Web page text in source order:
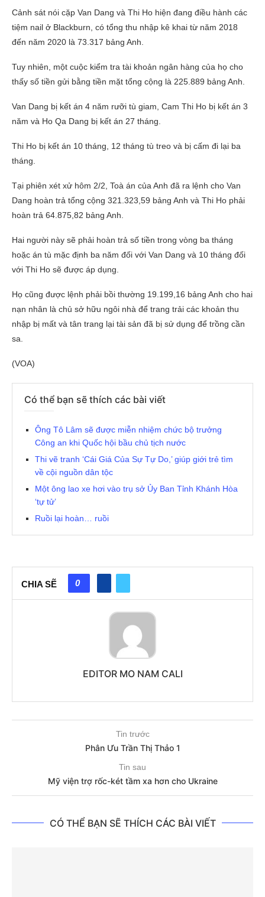
Cảnh sát nói cặp Van Dang và Thi Ho hiện đang điều hành các
tiệm nail ở Blackburn, có tổng thu nhập kê khai từ năm 2018
đến năm 2020 là 73.317 bảng Anh.
Tuy nhiên, một cuộc kiểm tra tài khoản ngân hàng của họ cho
thấy số tiền gửi bằng tiền mặt tổng cộng là 225.889 bảng Anh.
Van Dang bị kết án 4 năm rưỡi tù giam, Cam Thi Ho bị kết án 3
năm và Ho Qa Dang bị kết án 27 tháng.
Thi Ho bị kết án 10 tháng, 12 tháng tù treo và bị cấm đi lại ba
tháng.
Tại phiên xét xử hôm 2/2, Toà án của Anh đã ra lệnh cho Van
Dang hoàn trả tổng cộng 321.323,59 bảng Anh và Thi Ho phải
hoàn trả 64.875,82 bảng Anh.
Hai người này sẽ phải hoàn trả số tiền trong vòng ba tháng
hoặc án tù mặc định ba năm đối với Van Dang và 10 tháng đối
với Thi Ho sẽ được áp dụng.
Họ cũng được lệnh phải bồi thường 19.199,16 bảng Anh cho hai
nạn nhân là chủ sở hữu ngôi nhà để trang trải các khoản thu
nhập bị mất và tân trang lại tài sản đã bị sử dụng để trồng cần
sa.
(VOA)
Có thể bạn sẽ thích các bài viết
Ông Tô Lâm sẽ được miễn nhiệm chức bộ trưởng
Công an khi Quốc hội bầu chủ tịch nước
Thi vẽ tranh ‘Cái Giá Của Sự Tự Do,’ giúp giới trẻ tìm
về cội nguồn dân tộc
Một ông lao xe hơi vào trụ sở Ủy Ban Tỉnh Khánh Hòa
‘tự tử’
Ruồi lại hoàn… ruồi
CHIA SẼ 0
EDITOR MO NAM CALI
Tin trước
Phân Ưu Trần Thị Thảo 1
Tin sau
Mỹ viện trợ rốc-két tầm xa hơn cho Ukraine
CÓ THỂ BẠN SẼ THÍCH CÁC BÀI VIẾT